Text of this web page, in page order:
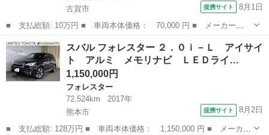
古賀市
提携サイト 8月1日
■ 支払総額: 10万円 ■ 車両本体価格： 70,000 円 ■ メーカー
名： スバル ■ 車種名： ステラ ■ グレード名： Ｌ ／アイド
リングストップ／盗難防止／キーレス／ＣＤデッキ／電格ミラー／タ
イミングチェーン ...
福岡 古賀市
スバル フォレスター ２．０ｉ－Ｌ アイサイ
ト アルミ メモリナビ ＬＥＤライ…
1,150,000円
フォレスター
72,524km
2017年
熊本市
提携サイト 8月2日
■ 支払総額: 128万円 ■ 車両本体価格： 1,150,000 円 ■ メーカー